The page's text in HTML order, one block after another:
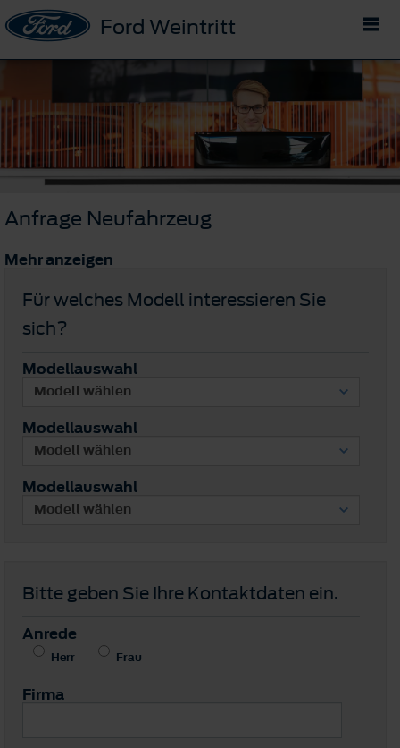
Ford Weintritt
Anfrage Neufahrzeug
Mehr anzeigen
Für welches Modell interessieren Sie
sich?
Modellauswahl
Modellauswahl
Modellauswahl
Bitte geben Sie Ihre Kontaktdaten ein.
Anrede
Herr Frau
Firma